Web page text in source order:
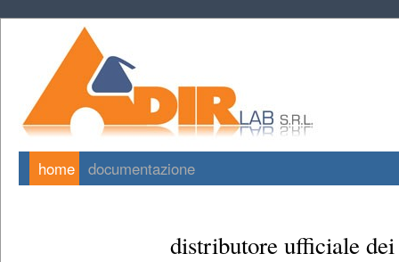
home documentazione
distributore ufficiale